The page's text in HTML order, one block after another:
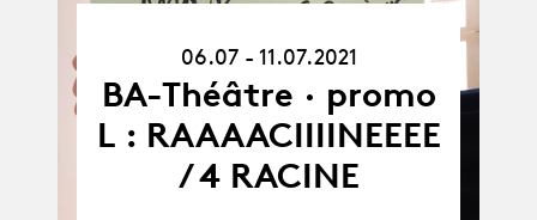
11.07.21
06.07 - 11.07.2021
BA-Théâtre · promo
L : RAAAACIIIINEEEE
/ 4 RACINE